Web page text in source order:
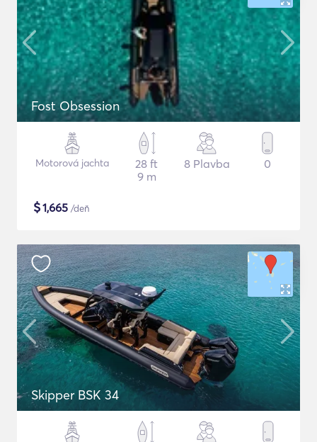
Fost Obsession
Motorová jachta
28 ft
9 m
8 Plavba 0
$1,665 /deň
Skipper BSK 34